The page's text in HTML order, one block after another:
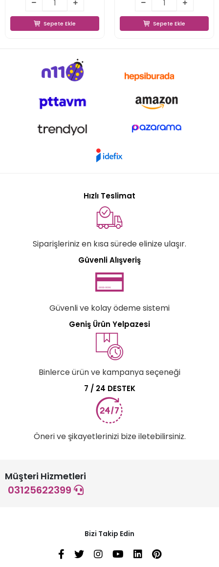
Sepete Ekle
Sepete Ekle
Sepete Ekle
Sepete Ekle
Hızlı Teslimat
Siparişleriniz en kısa sürede elinize ulaşır.
Güvenli Alışveriş
Güvenli ve kolay ödeme sistemi
Geniş Ürün Yelpazesi
Binlerce ürün ve kampanya seçeneği
7 / 24 DESTEK
Öneri ve şikayetlerinizi bize iletebilirsiniz.
Müşteri Hizmetleri
03125622399
Bizi Takip Edin